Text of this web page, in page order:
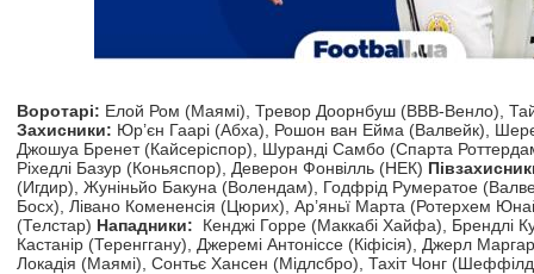
Воротарі: Елой Ром (Маямі), Тревор Доорнбуш (ВВВ-Венло),
Захисники: Юр’єн Гаарі (Абха), Рошон ван Ейма (Валвейк),
Джошуа Бренет (Кайсеріспор), Шуранді Самбо (Спарта
Ріхедлі Базур (Коньяспор), Деверон Фонвілль (НЕК)
(Игдир), Жуніньйо Бакуна (Волендам), Годфрід Румератое
Босх), Лівано Комененсія (Цюрих), Ар’яньї Марта (Ротерхем
(Телстар) Нападники: Кенджі Горре (Маккабі Хайфа), Брендлі
Кастанір (Теренггану), Джеремі Антоніссе (Кіфісія), Джерл
Локадія (Маямі), Сонтьє Хансен (Мідлсбро), Тахіт Чонг